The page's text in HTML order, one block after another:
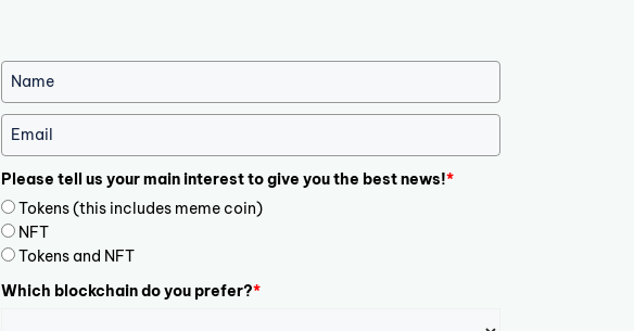
Please tell us your main interest to give you the best news!*
Tokens (this includes meme coin)
NFT
Tokens and NFT
Which blockchain do you prefer?*